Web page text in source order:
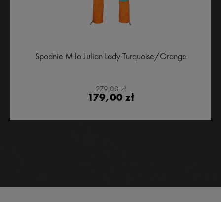
Spodnie Milo Julian Lady Turquoise/Orange
279,00 zł
179,00 zł